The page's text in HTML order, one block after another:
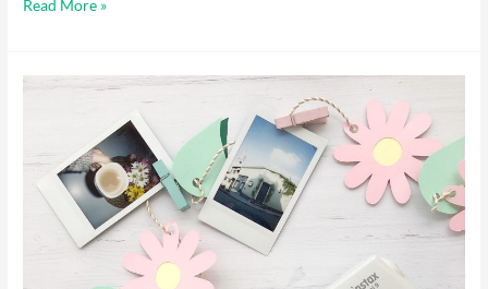
Read More »
Instax